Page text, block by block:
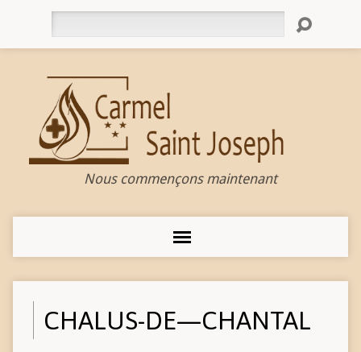
Nous commençons maintenant
CHALUS-DE—CHANTAL